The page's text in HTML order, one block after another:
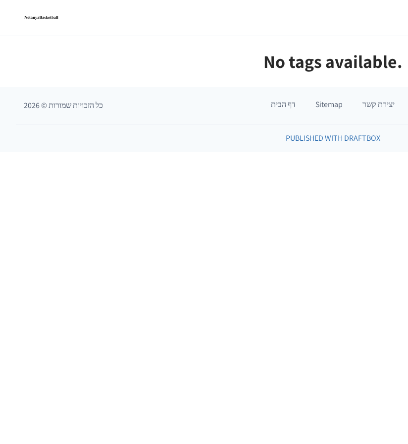
No tags available.
כל הזכויות שמורות©
2026 דף הבית Sitemap יצירת קשר
PUBLISHED WITH DRAFTBOX